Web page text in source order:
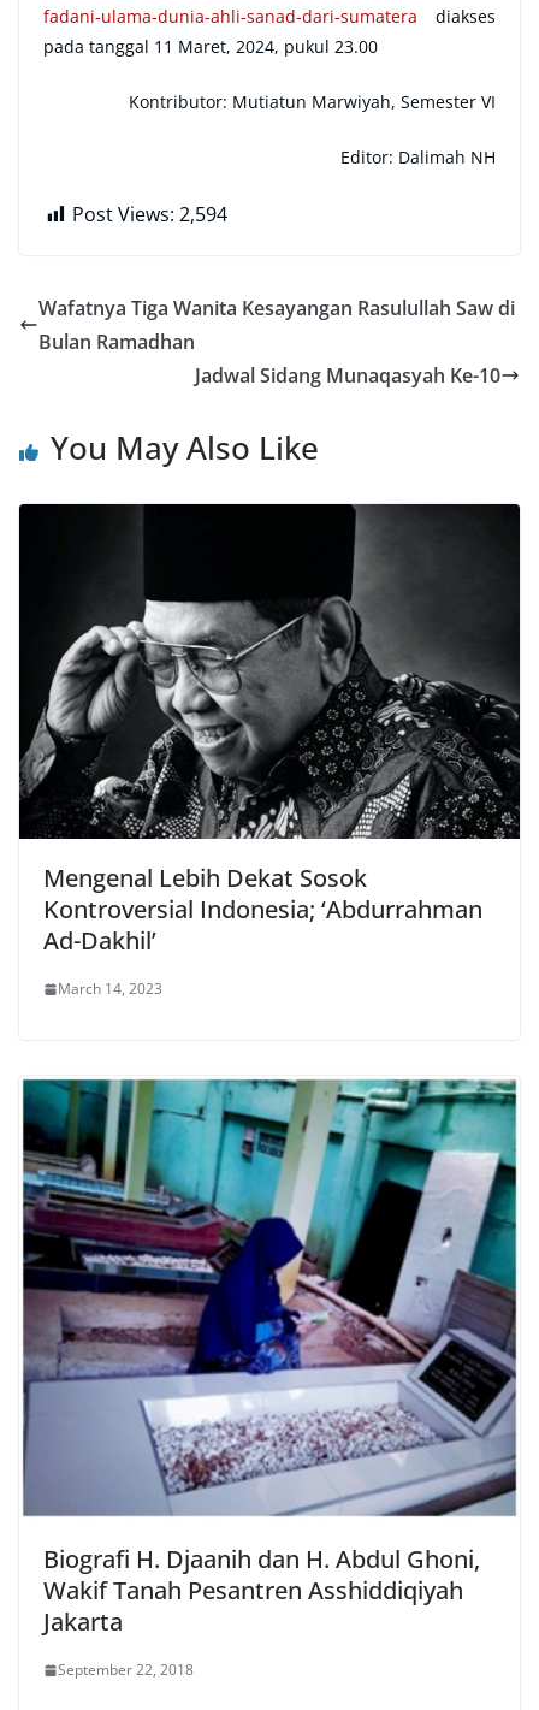
fadani-ulama-dunia-ahli-sanad-dari-sumatera diakses
pada tanggal 11 Maret, 2024, pukul 23.00
Kontributor: Mutiatun Marwiyah, Semester VI
Editor: Dalimah NH
Post Views: 2,594
Wafatnya Tiga Wanita Kesayangan Rasulullah Saw di
Bulan Ramadhan
Jadwal Sidang Munaqasyah Ke-10
You May Also Like
Mengenal Lebih Dekat Sosok
Kontroversial Indonesia; ‘Abdurrahman
Ad-Dakhil’
March 14, 2023
Biografi H. Djaanih dan H. Abdul Ghoni,
Wakif Tanah Pesantren Asshiddiqiyah
Jakarta
September 22, 2018